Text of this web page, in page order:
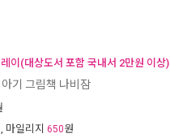
이(대상도서 포함 국내서 2만원 이상)
아기 그림책 나비잠
마일리지 650원